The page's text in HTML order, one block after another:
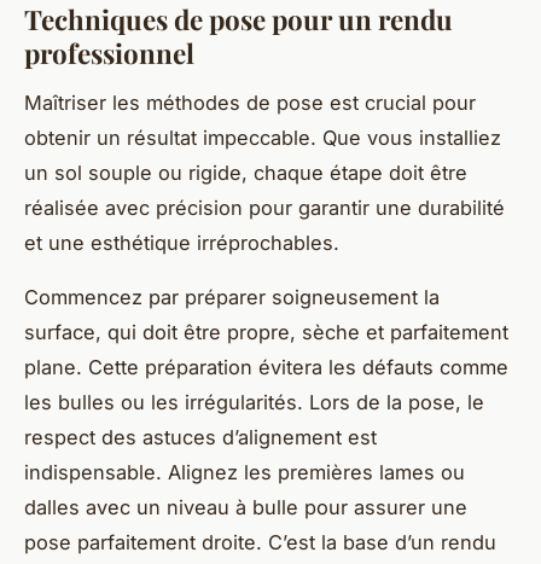
Techniques de pose pour un rendu
professionnel
Maîtriser les méthodes de pose est crucial pour
obtenir un résultat impeccable. Que vous installiez
un sol souple ou rigide, chaque étape doit être
réalisée avec précision pour garantir une durabilité
et une esthétique irréprochables.
Commencez par préparer soigneusement la
surface, qui doit être propre, sèche et parfaitement
plane. Cette préparation évitera les défauts comme
les bulles ou les irrégularités. Lors de la pose, le
respect des astuces d’alignement est
indispensable. Alignez les premières lames ou
dalles avec un niveau à bulle pour assurer une
pose parfaitement droite. C’est la base d’un rendu